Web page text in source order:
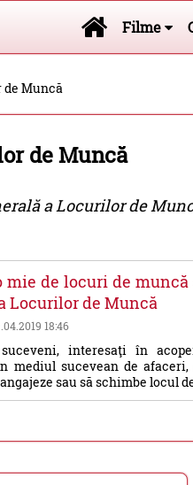
Filme
de Muncă
de Muncă
a Locurilor de
mie de locuri de
Locurilor de Muncă
18:46
interesaţi în
mediul sucevean de afaceri,
sau să schimbe locul